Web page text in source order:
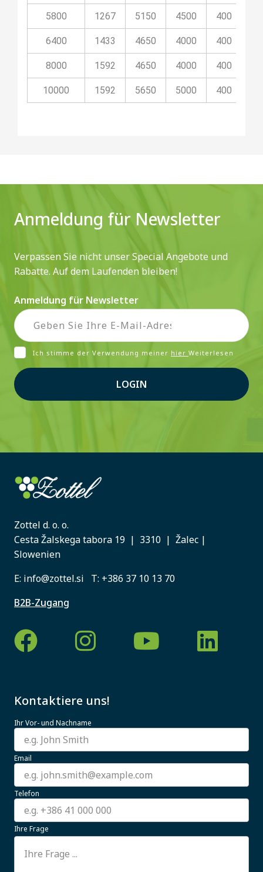
5800 1267 5150 4500 400
6400 1433 4650 4000 400
8000 1592 4650 4000 400
10000 1592 5650 5000 400
Anmeldung für Newsletter
Verpassen Sie nicht unser Special Angebote und
Rabatte. Auf dem Laufenden bleiben!
Anmeldung für Newsletter
Ich stimme der Verwendung meiner hier Weiterlesen
LOGIN
Zottel d. o. o.
Cesta Žalskega tabora 19 | 3310 | Žalec |
Slowenien
E: info@zottel.si T: +386 37 10 13 70
B2B-Zugang
Kontaktiere uns!
Ihr Vor- und Nachname
Email
Telefon
Ihre Frage